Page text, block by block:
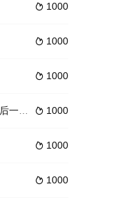
苛的工作狂总裁--斯泰福
 1000
 1000
 1000
 1000
差篇
 1000
 1000